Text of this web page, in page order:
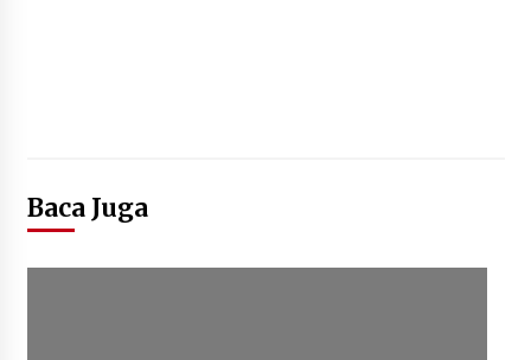
Baca Juga